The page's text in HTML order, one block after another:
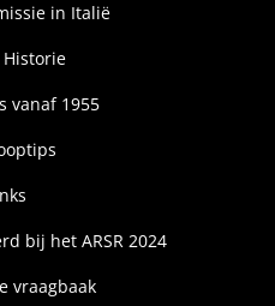
in Italië
vanaf 1955
bij het ARSR 2024
vraagbaak